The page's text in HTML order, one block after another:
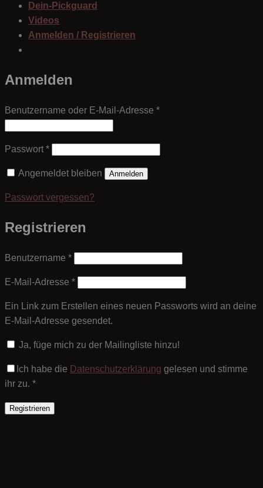
Dein-Pickguard
Videos
Anmelden / Registrieren
Anmelden
Benutzername oder E-Mail-Adresse *Erforderlich
Passwort *Erforderlich
Angemeldet bleiben Anmelden
Passwort vergessen?
Registrieren
Benutzername *Erforderlich
E-Mail-Adresse *Erforderlich
Ein Link zum Erstellen eines neuen Passworts wird an deine
E-Mail-Adresse gesendet.
Ja, füge mich zu der Mailingliste hinzu!
Ich habe die Datenschutzerklärung gelesen und stimme
ihr zu. *
Registrieren